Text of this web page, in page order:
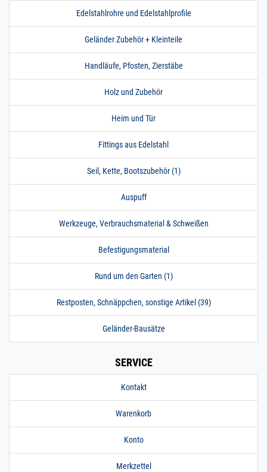
Edelstahlrohre und Edelstahlprofile
Geländer Zubehör + Kleinteile
Handläufe, Pfosten, Zierstäbe
Holz und Zubehör
Heim und Tür
Fittings aus Edelstahl
Seil, Kette, Bootszubehör (1)
Auspuff
Werkzeuge, Verbrauchsmaterial & Schweißen
Befestigungsmaterial
Rund um den Garten (1)
Restposten, Schnäppchen, sonstige Artikel (39)
Geländer-Bausätze
SERVICE
Kontakt
Warenkorb
Konto
Merkzettel